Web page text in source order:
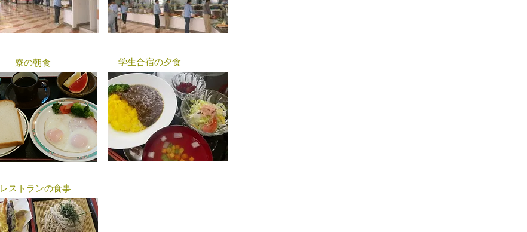
寮の朝食​
​レストランの食事
学生合宿の夕食